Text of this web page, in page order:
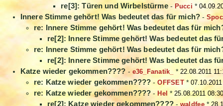
re[3]: Türen und Wirbelstürme- Pucci *
Innere Stimme gehört! Was bedeutet das für mich?-
re: Innere Stimme gehört! Was bedeutet das für
re[2]: Innere Stimme gehört! Was bedeutet das
re: Innere Stimme gehört! Was bedeutet das für
re[2]: Innere Stimme gehört! Was bedeutet das
Katze wieder gekommen???? - e36_Fanatik_ * 22.08.2011
re: Katze wieder gekommen???? -OFFSET*
re: Katze wieder gekommen???? - Hel *25.08.2011
re[2]: Katze wieder gekommen????- waldfee*